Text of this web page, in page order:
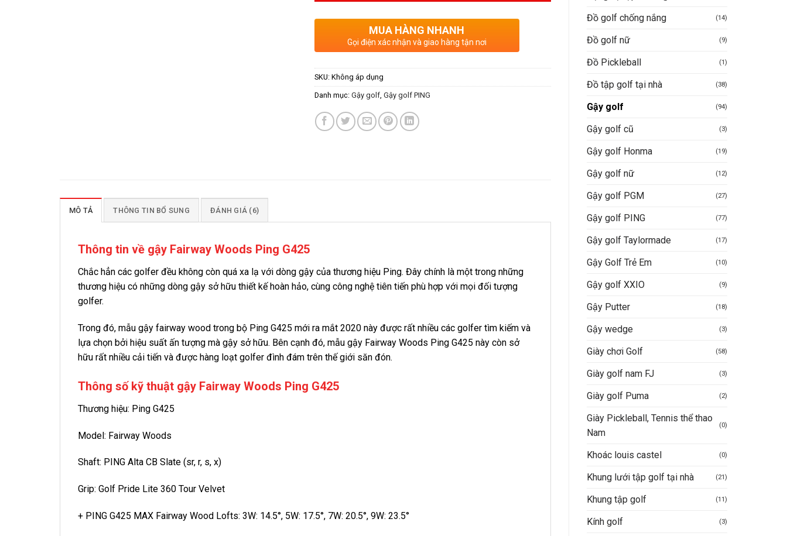
Đồ golf chống nắng (14)
Đồ golf nữ (9)
Đồ Pickleball (1)
Đồ tập golf tại nhà (38)
Gậy golf (94)
Gậy golf cũ (3)
Gậy golf Honma (19)
Gậy golf nữ (12)
Gậy golf PGM (27)
Gậy golf PING (77)
Gậy golf Taylormade (17)
Gậy Golf Trẻ Em (10)
Gậy golf XXIO (9)
Gậy Putter (18)
Gậy wedge (3)
Giày chơi Golf (58)
Giày golf nam FJ (3)
Giày golf Puma (2)
Giày Pickleball, Tennis thể thao
Nam
(0)
Khoác louis castel (0)
Khung lưới tập golf tại nhà (21)
Khung tập golf (11)
Kính golf (3)
MUA HÀNG NHANH
Gọi điện xác nhận và giao hàng tận nơi
SKU: Không áp dụng
Danh mục: Gậy golf, Gậy golf PING
MÔ TẢ THÔNG TIN BỔ SUNG ĐÁNH GIÁ (6)
Thông tin về gậy Fairway Woods Ping G425
Chắc hẳn các golfer đều không còn quá xa lạ với dòng gậy của thương hiệu Ping. Đây chính là một trong những
thương hiệu có những dòng gậy sở hữu thiết kế hoàn hảo, cùng công nghệ tiên tiến phù hợp với mọi đối tượng
golfer.
Trong đó, mẫu gậy fairway wood trong bộ Ping G425 mới ra mắt 2020 này được rất nhiều các golfer tìm kiếm và
lựa chọn bởi hiệu suất ấn tượng mà gậy sở hữu. Bên cạnh đó, mẫu gậy Fairway Woods Ping G425 này còn sở
hữu rất nhiều cải tiến và được hàng loạt golfer đình đám trên thế giới săn đón.
Thông số kỹ thuật gậy Fairway Woods Ping G425
Thương hiệu: Ping G425
Model: Fairway Woods
Shaft: PING Alta CB Slate (sr, r, s, x)
Grip: Golf Pride Lite 360 Tour Velvet
+ PING G425 MAX Fairway Wood Lofts: 3W: 14.5°, 5W: 17.5°, 7W: 20.5°, 9W: 23.5°